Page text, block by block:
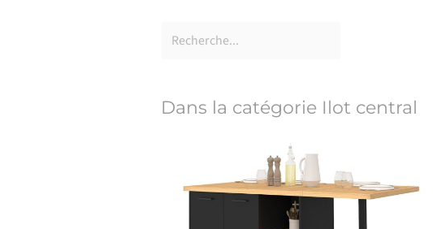
Dans la catégorie Ilot central